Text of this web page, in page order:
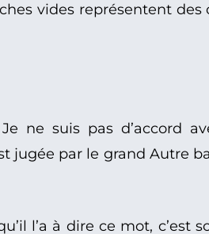
vides représentent
ne suis pas d’accord
jugée par le grand Autre
l’a à dire ce mot, c’est